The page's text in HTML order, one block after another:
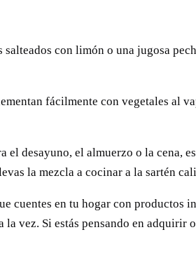
con limón o una jugosa
fácilmente con vegetales
desayuno, el almuerzo o la cena,
la mezcla a cocinar a la sartén
cuentes en tu hogar con
vez. Si estás pensando en